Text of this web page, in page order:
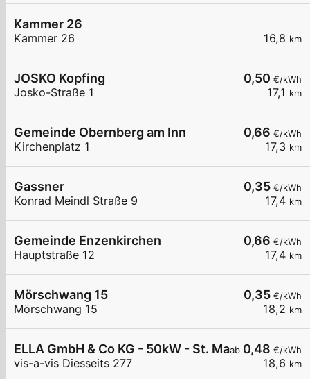
16,8 km
Kammer 26
Kammer 26
0,50 €/kWh
17,1 km
JOSKO Kopfing
Josko-Straße 1
0,66 €/kWh
17,3 km
Gemeinde Obernberg am Inn
Kirchenplatz 1
0,35 €/kWh
17,4 km
Gassner
Konrad Meindl Straße 9
0,66 €/kWh
17,4 km
Gemeinde Enzenkirchen
Hauptstraße 12
0,35 €/kWh
18,2 km
Mörschwang 15
Mörschwang 15
ab 0,48 €/kWh
18,6 km
ELLA GmbH & Co KG - 50kW - St. Martin im
vis-a-vis Diesseits 277